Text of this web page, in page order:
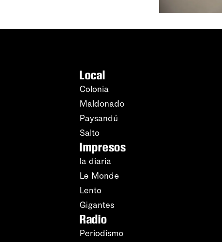
Local
Colonia
Maldonado
Paysandú
Salto
Impresos
la diaria
Le Monde
Lento
Gigantes
Radio
Periodismo